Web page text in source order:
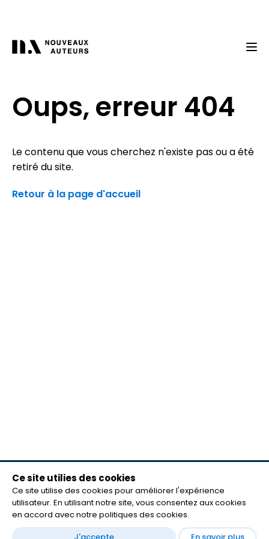
Oups, erreur 404
Le contenu que vous cherchez n'existe pas ou a été
retiré du site.
Retour à la page d'accueil
meilleurs lecteurs
FAQ
Contact
Ce site utilies des cookies
Ce site utilise des cookies pour améliorer l'expérience
utilisateur. En utilisant notre site, vous consentez aux cookies
en accord avec notre politiques des cookies.